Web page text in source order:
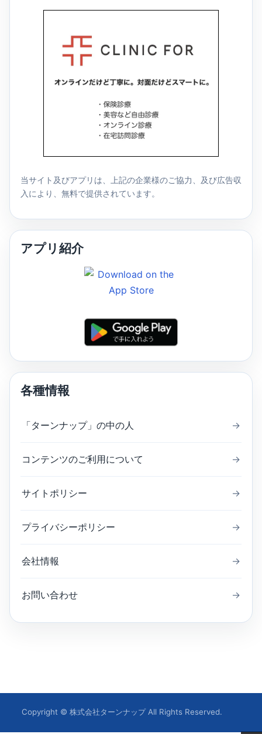
当サイト及びアプリは、上記の企業様のご協力、及び広告収
入により、無料で提供されています。
アプリ紹介
各種情報
「ターンナップ」の中の人 →
コンテンツのご利用について →
サイトポリシー →
プライバシーポリシー →
会社情報 →
お問い合わせ →
Copyright © 株式会社ターンナップ All Rights Reserved.